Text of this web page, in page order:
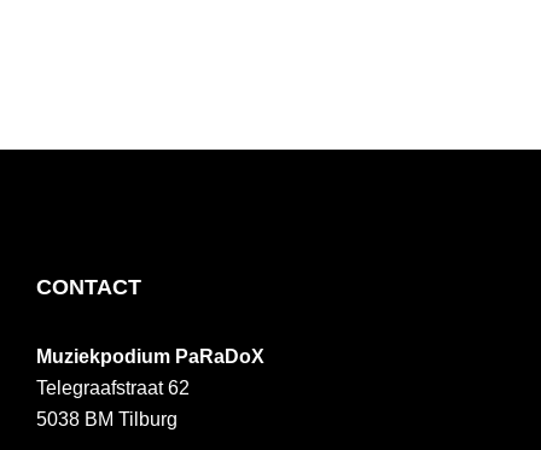
FOOTER
CONTACT
Muziekpodium PaRaDoX
Telegraafstraat 62
5038 BM Tilburg